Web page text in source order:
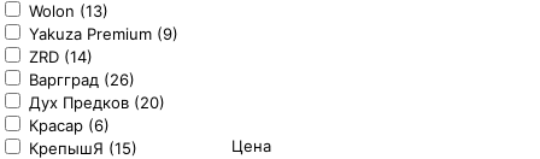
Wolon (13)
Yakuza Premium (9)
ZRD (14)
Варгград (26)
Дух Предков (20)
Красар (6)
КрепышЯ (15)
Цена